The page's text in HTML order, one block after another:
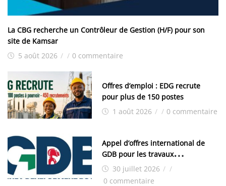
La CBG recherche un Contrôleur de Gestion (H/F) pour son
site de Kamsar
5 août 2026 / / 0 commentaire
Offres d’emploi : EDG recrute
pour plus de 150 postes
1 août 2026 / / 0 commentaire
Appel d’offres international de
GDB pour les travaux
d’aménagement de la zone
industrielle de FANDJE (PAZIF)
30 juillet 2026 / /
0 commentaire